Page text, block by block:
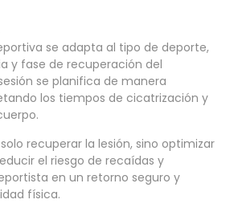
se adapta al tipo de deporte,
y fase de recuperación del
se planifica de manera
los tiempos de cicatrización y
recuperar la lesión, sino optimizar
el riesgo de recaídas y
en un retorno seguro y
física.